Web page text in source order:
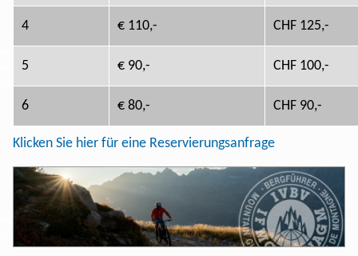
4 € 110,- CHF 125,-
5 € 90,- CHF 100,-
6 € 80,- CHF 90,-
Klicken Sie hier für eine Reservierungsanfrage​